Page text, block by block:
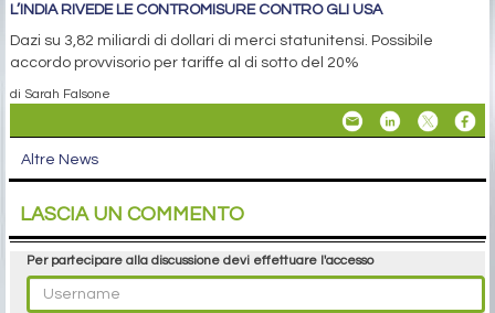
L’INDIA RIVEDE LE CONTROMISURE CONTRO GLI USA
Dazi su 3,82 miliardi di dollari di merci statunitensi. Possibile
accordo provvisorio per tariffe al di sotto del 20%
di Sarah Falsone
Altre News
LASCIA UN COMMENTO
Per partecipare alla discussione devi effettuare l'accesso